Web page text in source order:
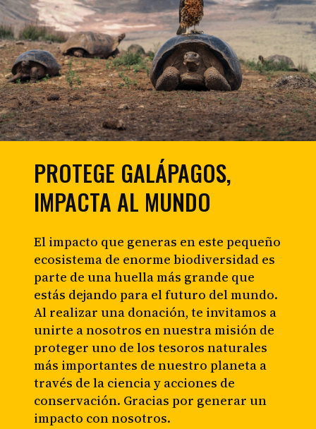
PROTEGE GALÁPAGOS,
IMPACTA AL MUNDO
El impacto que generas en este pequeño
ecosistema de enorme biodiversidad es
parte de una huella más grande que
estás dejando para el futuro del mundo.
Al realizar una donación, te invitamos a
unirte a nosotros en nuestra misión de
proteger uno de los tesoros naturales
más importantes de nuestro planeta a
través de la ciencia y acciones de
conservación. Gracias por generar un
impacto con nosotros.